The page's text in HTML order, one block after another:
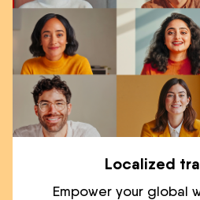
Localized
Empower your global